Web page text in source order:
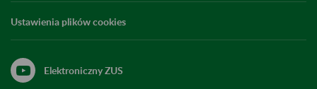
Ustawienia plików cookies
Elektroniczny ZUS